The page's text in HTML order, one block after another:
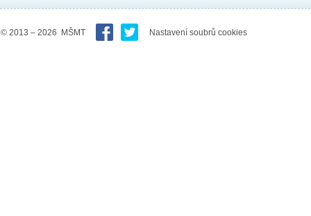
© 2013 – 2026 MŠMT Nastavení soubrů cookies